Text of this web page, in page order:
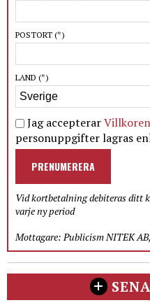
POSTORT (*)
LAND (*)
Jag accepterarVillkoren
personuppgifter lagras
PRENUMERERA
Vid kortbetalning debiteras ditt
varje ny period
Mottagare: Publicism NITEK